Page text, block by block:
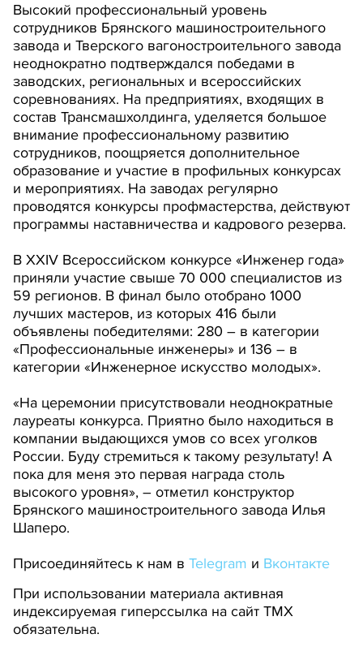
Высокий профессиональный уровень
сотрудников Брянского машиностроительного
завода и Тверского вагоностроительного завода
неоднократно подтверждался победами в
заводских, региональных и всероссийских
соревнованиях. На предприятиях, входящих в
состав Трансмашхолдинга, уделяется большое
внимание профессиональному развитию
сотрудников, поощряется дополнительное
образование и участие в профильных конкурсах
и мероприятиях. На заводах регулярно
проводятся конкурсы профмастерства, действуют
программы наставничества и кадрового резерва.
В XXIV Всероссийском конкурсе «Инженер года»
приняли участие свыше 70 000 специалистов из
59 регионов. В финал было отобрано 1000
лучших мастеров, из которых 416 были
объявлены победителями: 280 – в категории
«Профессиональные инженеры» и 136 – в
категории «Инженерное искусство молодых».
«На церемонии присутствовали неоднократные
лауреаты конкурса. Приятно было находиться в
компании выдающихся умов со всех уголков
России. Буду стремиться к такому результату! А
пока для меня это первая награда столь
высокого уровня», – отметил конструктор
Брянского машиностроительного завода Илья
Шаперо.
Присоединяйтесь к нам в Telegram и Вконтакте
При использовании материала активная
индексируемая гиперссылка на сайт ТМХ
обязательна.